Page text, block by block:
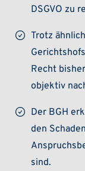
DSGVO zu
Trotz
Recht
objektiv
Der BGH
den
sind.